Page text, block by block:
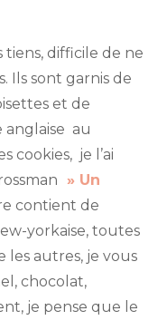
difficile de ne
Ils sont garnis de
et de
anglaise au
cookies, je l’ai
» Un
contient de
yorkaise, toutes
les autres, je vous
chocolat,
je pense que le